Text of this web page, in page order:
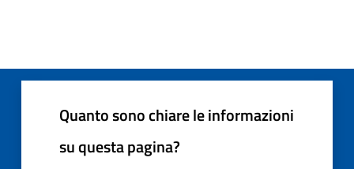
Quanto sono chiare le informazioni
su questa pagina?